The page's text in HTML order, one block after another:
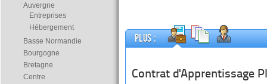
Plus :
Contrat d'Apprentissage
Auvergne
Entreprises
Hébergement
Basse Normandie
Bourgogne
Bretagne
Centre